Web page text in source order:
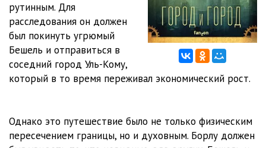
02_12 23:27
02_13 40:04
02_14
02_17 18:02
рутинным. Для
расследования он должен
был покинуть угрюмый
Бешель и отправиться в
соседний город Уль-Кому,
который в то время переживал экономический рост.
Однако это путешествие было не только физическим
пересечением границы, но и духовным. Борлу должен